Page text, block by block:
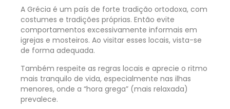
A Grécia é um país de forte tradição ortodoxa, com
costumes e tradições próprias. Então evite
comportamentos excessivamente informais em
igrejas e mosteiros. Ao visitar esses locais, vista-se
de forma adequada.
Também respeite as regras locais e aprecie o ritmo
mais tranquilo de vida, especialmente nas ilhas
menores, onde a “hora grega” (mais relaxada)
prevalece.